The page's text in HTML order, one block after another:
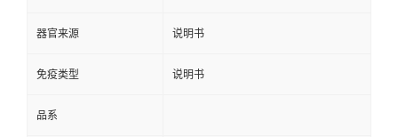
器官来源 说明书
免疫类型 说明书
品系